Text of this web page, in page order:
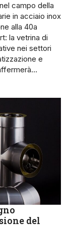
campo della
in acciaio inox
alla 40a
la vetrina di
nei settori
e
del